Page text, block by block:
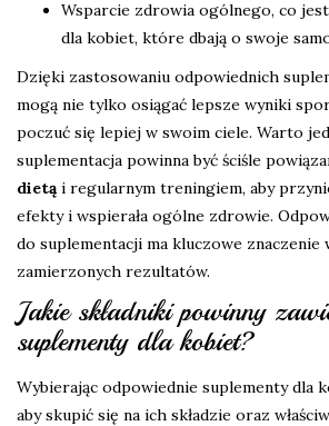
Wsparcie zdrowia ogólnego, co
dla kobiet, które dbają o swoje
Dzięki zastosowaniu odpowiednich
mogą nie tylko osiągać lepsze wyniki
poczuć się lepiej w swoim ciele. Warto
suplementacja powinna być ściśle
dietąi regularnym treningiem, aby
efekty i wspierała ogólne zdrowie.
do suplementacji ma kluczowe znaczenie
zamierzonych rezultatów.
Jakie składniki powinny
suplementy dla kobiet?
Wybierając odpowiednie suplementy dla
aby skupić się na ich składzie oraz